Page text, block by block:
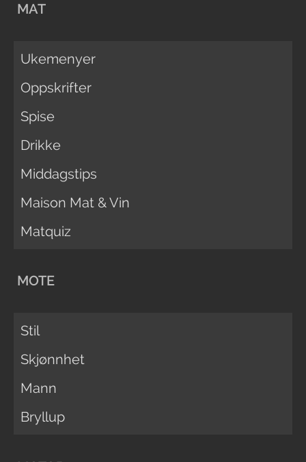
MAT
Ukemenyer
Oppskrifter
Spise
Drikke
Middagstips
Maison Mat & Vin
Matquiz
MOTE
Stil
Skjønnhet
Mann
Bryllup